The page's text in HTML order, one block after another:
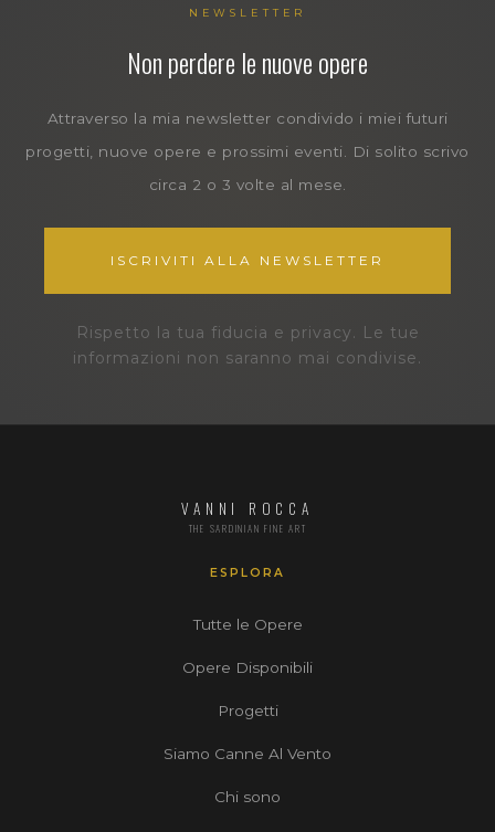
NEWSLETTER
Non perdere le nuove opere
Attraverso la mia newsletter condivido i miei futuri
progetti, nuove opere e prossimi eventi. Di solito scrivo
circa 2 o 3 volte al mese.
ISCRIVITI ALLA NEWSLETTER
Rispetto la tua fiducia e privacy. Le tue
informazioni non saranno mai condivise.
VANNI ROCCA
THE SARDINIAN FINE ART
ESPLORA
Tutte le Opere
Opere Disponibili
Progetti
Siamo Canne Al Vento
Chi sono